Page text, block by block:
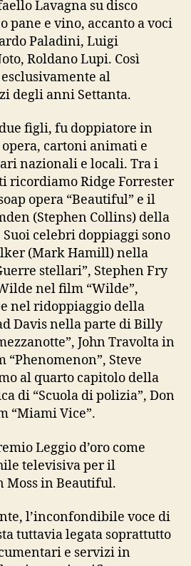
Lavagna su disco
pane e vino, accanto a voci
Paladini, Luigi
Roldano Lupi. Così
al
degli anni Settanta.
figli, fu doppiatore in
cartoni animati e
nazionali e locali. Tra i
ricordiamo Ridge Forrester
opera “Beautiful” e il
(Stephen Collins) della
celebri doppiaggi sono
(Mark Hamill) nella
stellari”, Stephen Fry
nel film “Wilde”,
nel ridoppiaggio della
Davis nella parte di Billy
John Travolta in
“Phenomenon”, Steve
al quarto capitolo della
di “Scuola di polizia”, Don
“Miami Vice”.
Leggio d’oro come
televisiva per il
Moss in Beautiful.
l’inconfondibile voce di
tuttavia legata soprattutto
e servizi in